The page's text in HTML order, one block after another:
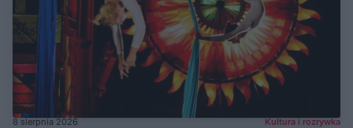
8 sierpnia 2026 Kultura i rozrywka